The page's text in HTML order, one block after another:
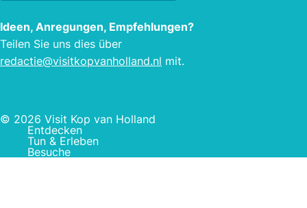
Ideen, Anregungen, Empfehlungen?
Teilen Sie uns dies über
redactie@visitkopvanholland.nl mit.
© 2026 Visit Kop van Holland
Entdecken
Tun & Erleben
Besuche